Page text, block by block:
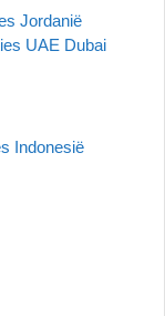
Jordanië
UAE Dubai
Indonesië